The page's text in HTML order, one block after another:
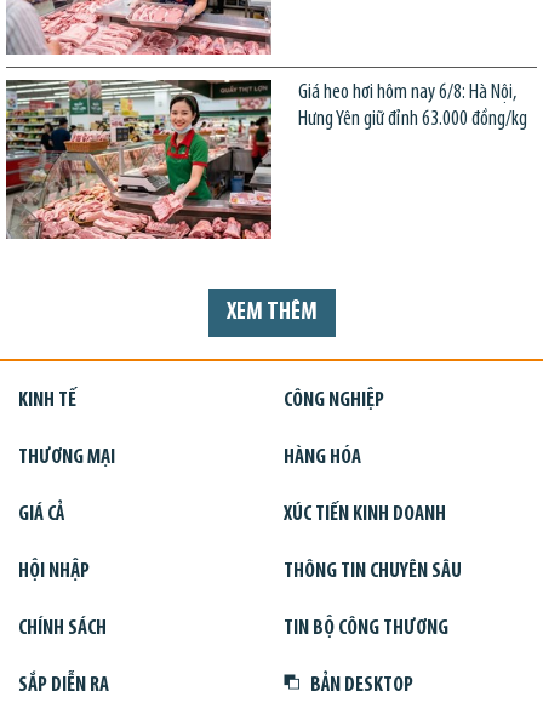
Giá heo hơi hôm nay 6/8: Hà Nội,
Hưng Yên giữ đỉnh 63.000 đồng/kg
XEM THÊM
KINH TẾ CÔNG NGHIỆP
THƯƠNG MẠI HÀNG HÓA
GIÁ CẢ XÚC TIẾN KINH DOANH
HỘI NHẬP THÔNG TIN CHUYÊN SÂU
CHÍNH SÁCH TIN BỘ CÔNG THƯƠNG
SẮP DIỄN RA BẢN DESKTOP